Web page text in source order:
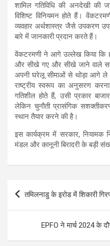
शामिल गतिविधि की अनदेखी की
विशिष्ट विनियमन होते हैं।
व्यवहार अर्थशास्त्र जैसे उपकरण
बारे में जानकारी प्रदान करते हैं।
वेंकटरमणी ने आगे उल्लेख किया कि
और सीखे गए और सीखे जाने वाले
अपनी घरेलू सीमाओं से थोड़ा आगे ले
राष्ट्रीय स्वरूप का अनुसरण करना
गतिशील होते हैं, उसी प्रकार
लेकिन चुनौती प्रासंगिक
स्थान तैयार करने की है।
इस कार्यक्रम में सरकार, नियामक
मंडल और कानूनी बिरादरी के बड़ी
Post
navigation
तमिलनाडु के इरोड में शिकारी
EPFO ने मार्च 2024 के